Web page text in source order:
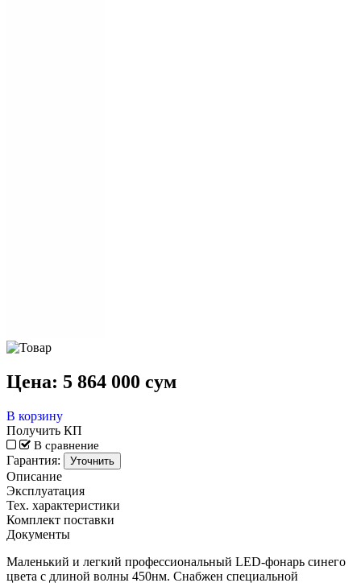
Цена: 5 864 000 сум
В корзину
Получить КП
В сравнение
Гарантия: Уточнить
Описание
Эксплуатация
Тех. характеристики
Комплект поставки
Документы
Маленький и легкий профессиональный LED-фонарь синего
цвета с длиной волны 450нм. Снабжен специальной